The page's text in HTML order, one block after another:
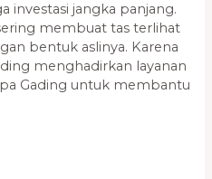
investasi jangka panjang.
membuat tas terlihat
bentuk aslinya. Karena
menghadirkan layanan
Gading untuk membantu